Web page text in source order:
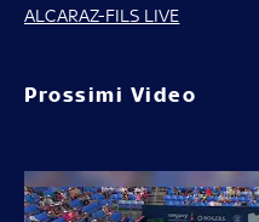
ALCARAZ-FILS LIVE
Prossimi Video